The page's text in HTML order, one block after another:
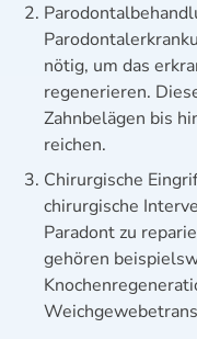
nötig, um das
regenerieren.
Zahnbelägen bis
reichen.
Chirurgische
chirurgische
Paradont zu
gehören